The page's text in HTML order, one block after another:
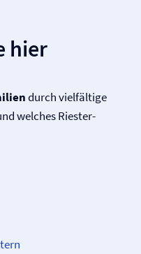
hier
durch vielfältige
welches Riester-